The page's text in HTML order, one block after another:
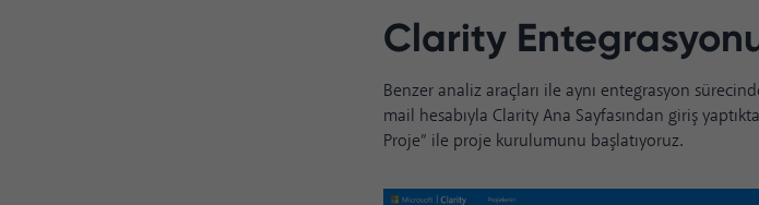
Clarity
Benzer analiz araçları ile aynı entegrasyon
mail hesabıylaClarity Ana Sayfasından giriş
Proje” ile proje kurulumunu başlatıyoruz.